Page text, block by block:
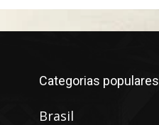
Categorias populares
Brasil